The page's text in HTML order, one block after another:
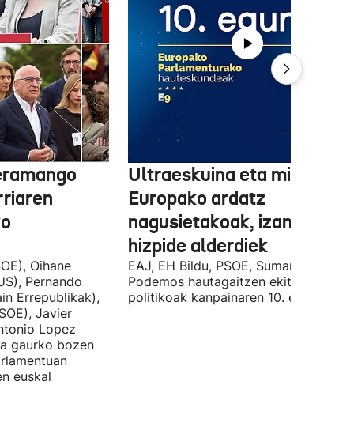
Oihane
Pernando
Errepublikak),
Javier
Lopez
gaurko bozen
euskal
Ultraeskuina eta
Europako ardatz
nagusietakoak, izan dituzte
hizpide alderdiek
EAJ, EH Bildu, PSOE, Sumar, PP eta
Podemos hautagaitzen ekitaldi
politikoak kanpainaren 10. egunean.